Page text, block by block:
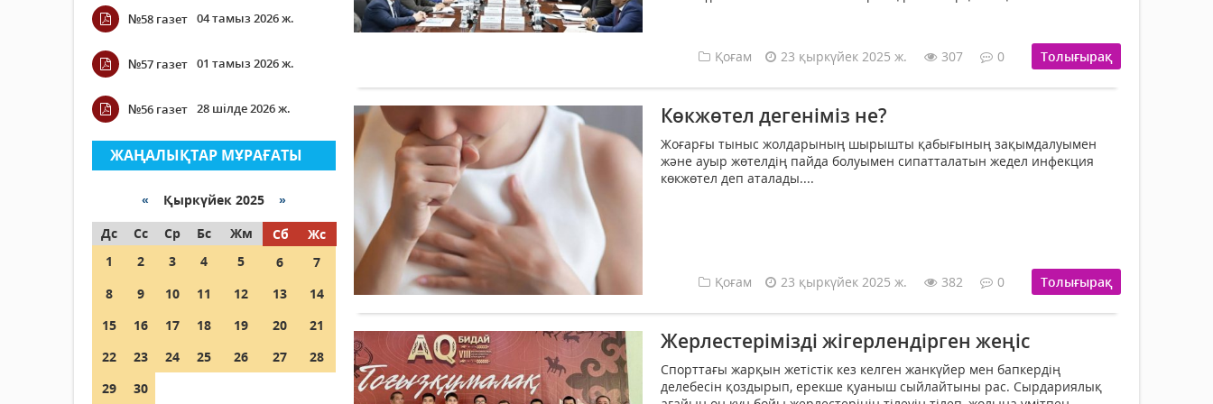
№58 газет 04 тамыз 2026 ж.
№57 газет 01 тамыз 2026 ж.
№56 газет 28 шілде 2026 ж.
ЖАҢАЛЫҚТАР МҰРАҒАТЫ
« Қыркүйек 2025 »
Дс
Сс Ср Бс Жм Сб
Жс
1
2 3 4 5 6
7
8
9 10 11 12 13
14
15
16 17 18 19 20
21
22
23 24 25 26 27
28
29
30
Қоғам 23 қыркүйек 2025 ж. 307 0 Толығырақ
Көкжөтел дегеніміз не?
Жоғарғы тыныс жолдарының шырышты қабығының зақымдалуымен
және ауыр жөтелдің пайда болуымен сипатталатын жедел инфекция
көкжөтел деп аталады....
Қоғам 23 қыркүйек 2025 ж. 382 0 Толығырақ
Жерлестерімізді жігерлендірген жеңіс
Спорттағы жарқын жетістік кез келген жанкүйер мен бапкердің
делебесін қоздырып, ерекше қуаныш сыйлайтыны рас. Сырдариялық